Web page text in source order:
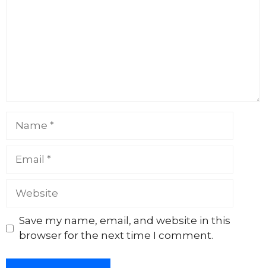
Website
Save my name, email, and website in this
browser for the next time I comment.